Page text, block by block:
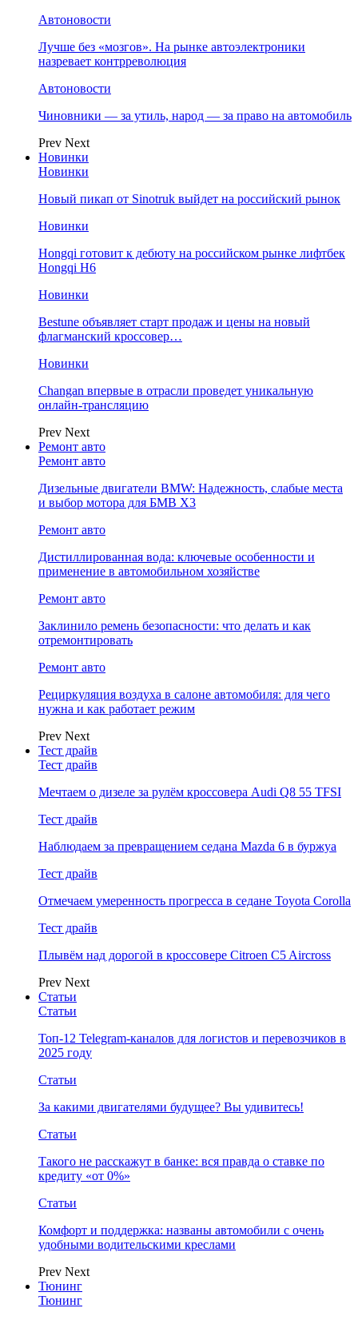
Автоновости
Лучше без «мозгов». На рынке автоэлектроники
назревает контрреволюция
Автоновости
Чиновники — за утиль, народ — за право на автомобиль
Prev Next
Новинки
Новинки
Новый пикап от Sinotruk выйдет на российский рынок
Новинки
Hongqi готовит к дебюту на российском рынке лифтбек
Hongqi H6
Новинки
Bestune объявляет старт продаж и цены на новый
флагманский кроссовер…
Новинки
Changan впервые в отрасли проведет уникальную
онлайн-трансляцию
Prev Next
Ремонт авто
Ремонт авто
Дизельные двигатели BMW: Надежность, слабые места
и выбор мотора для БМВ Х3
Ремонт авто
Дистиллированная вода: ключевые особенности и
применение в автомобильном хозяйстве
Ремонт авто
Заклинило ремень безопасности: что делать и как
отремонтировать
Ремонт авто
Рециркуляция воздуха в салоне автомобиля: для чего
нужна и как работает режим
Prev Next
Тест драйв
Тест драйв
Мечтаем о дизеле за рулём кроссовера Audi Q8 55 TFSI
Тест драйв
Наблюдаем за превращением седана Mazda 6 в буржуа
Тест драйв
Отмечаем умеренность прогресса в седане Toyota Corolla
Тест драйв
Плывём над дорогой в кроссовере Citroen C5 Aircross
Prev Next
Статьи
Статьи
Топ-12 Telegram-каналов для логистов и перевозчиков в
2025 году
Статьи
За какими двигателями будущее? Вы удивитесь!
Статьи
Такого не расскажут в банке: вся правда о ставке по
кредиту «от 0%»
Статьи
Комфорт и поддержка: названы автомобили с очень
удобными водительскими креслами
Prev Next
Тюнинг
Тюнинг